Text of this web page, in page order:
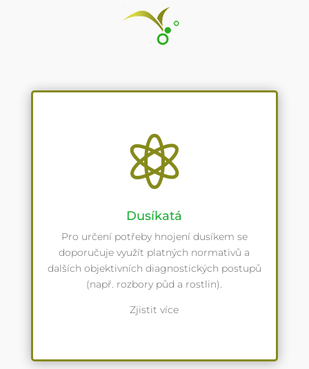

Dusíkatá
Pro určení potřeby hnojení dusíkem se
doporučuje využít platných normativů a
dalších objektivních diagnostických postupů
(např. rozbory půd a rostlin).
Zjistit více